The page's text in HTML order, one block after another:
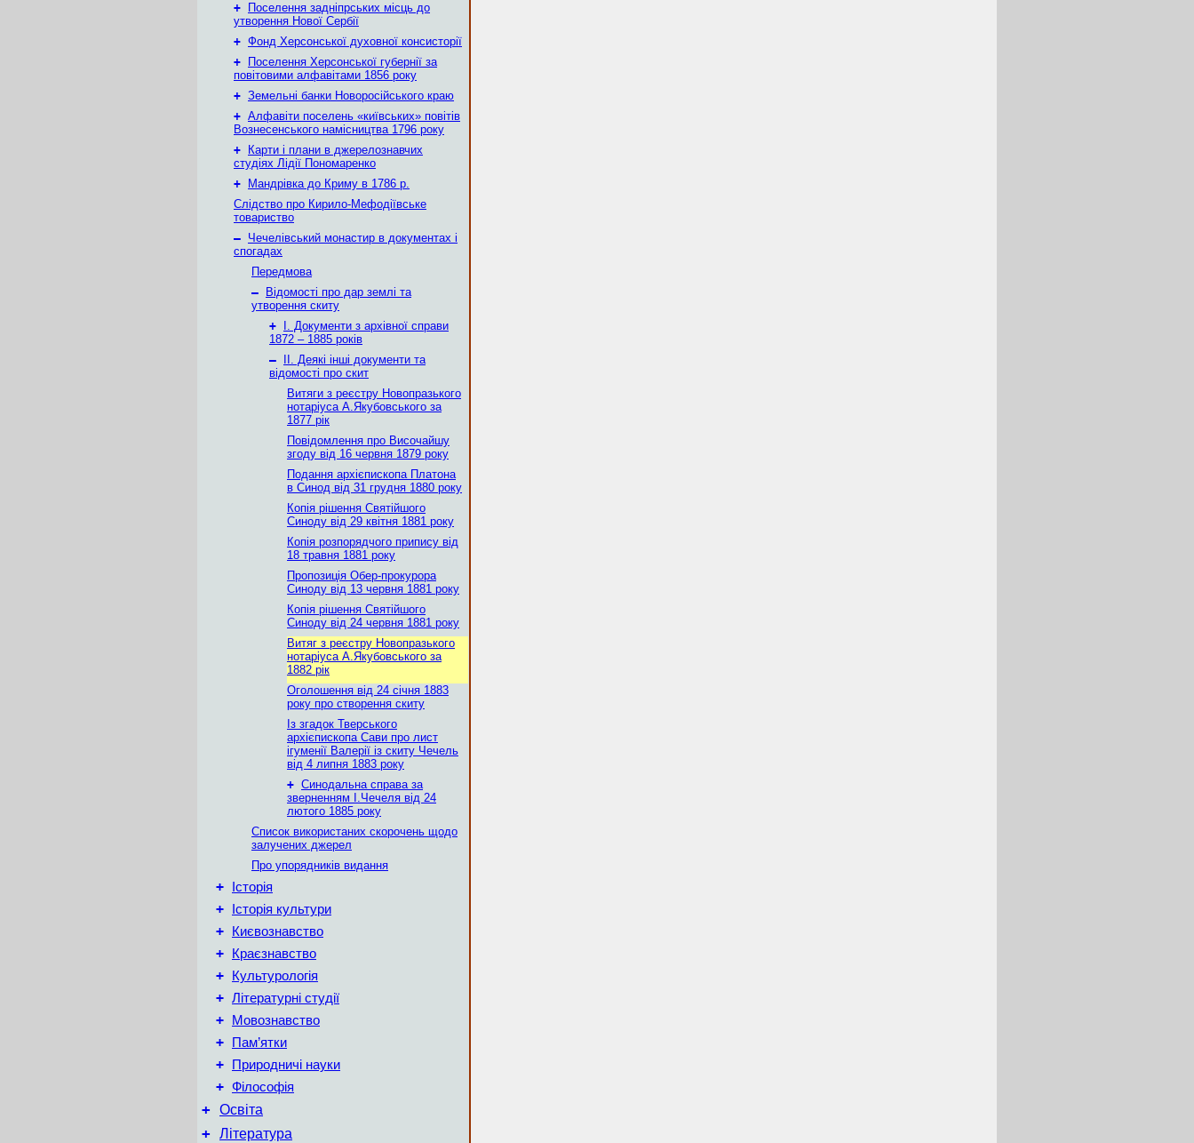
+
Поселення задніпрських місць до
утворення Нової Сербії
+ Фонд Херсонської духовної консисторії
+
Поселення Херсонської губернії за
повітовими алфавітами 1856 року
+ Земельні банки Новоросійського краю
+ Алфавіти поселень «київських» повітів
Вознесенського намісництва 1796 року
+
Карти і плани в джерелознавчих
студіях Лідії Пономаренко
+
Мандрівка до Криму в 1786 р.
Слідство про Кирило-Мефодіївське
товариство
– Чечелівський монастир в документах і
спогадах
Передмова
–
Відомості про дар землі та
утворення скиту
+
І. Документи з архівної справи
1872 – 1885 років
–
ІІ. Деякі інші документи та
відомості про скит
Витяги з реєстру Новопразького
нотаріуса А.Якубовського за
1877 рік
Повідомлення про Височайшу
згоду від 16 червня 1879 року
Подання архієпископа Платона
в Синод від 31 грудня 1880 року
Копія рішення Святійшого
Синоду від 29 квітня 1881 року
Копія розпорядчого припису від
18 травня 1881 року
Пропозиція Обер-прокурора
Синоду від 13 червня 1881 року
Копія рішення Святійшого
Синоду від 24 червня 1881 року
Витяг з реєстру Новопразького
нотаріуса А.Якубовського за
1882 рік
Оголошення від 24 січня 1883
року про створення скиту
Із згадок Тверського
архієпископа Сави про лист
ігуменії Валерії із скиту Чечель
від 4 липня 1883 року
+ Синодальна справа за
зверненням І.Чечеля від 24
лютого 1885 року
Список використаних скорочень щодо
залучених джерел
Про упорядників видання
+ Історія
+ Історія культури
+ Києвознавство
+ Краєзнавство
+ Культурологія
+ Літературні студії
+ Мовознавство
+ Пам’ятки
+ Природничі науки
+ Філософія
+ Освіта
+ Література